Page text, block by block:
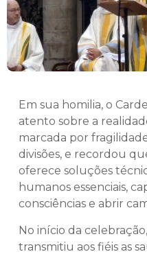
Em sua homilia, o
atento sobre a
marcada por
divisões, e recordou
oferece soluções
humanos essenciais,
consciências e abrir
No início da
transmitiu aos fiéis as